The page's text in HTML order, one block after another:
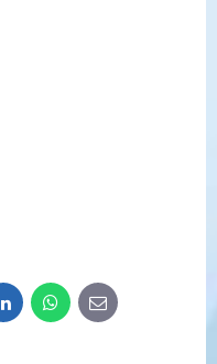
LinkedInWhatsApp
E-
mail